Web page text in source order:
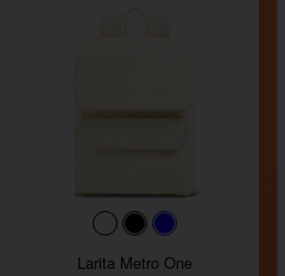
#faf0e6#000000
Larita Metro One